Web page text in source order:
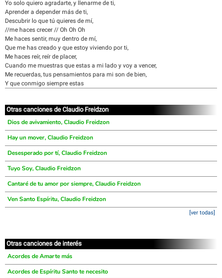
Yo solo quiero agradarte, y llenarme de ti,
Aprender a depender más de ti,
Descubrir lo que tú quieres de mí,
//me haces crecer // Oh Oh Oh
Me haces sentir, muy dentro de mí,
Que me has creado y que estoy viviendo por ti,
Me haces reír, reír de placer,
Cuando me muestras que estas a mi lado y voy a vencer,
Me recuerdas, tus pensamientos para mi son de bien,
Y que conmigo siempre estas
Otras canciones de Claudio Freidzon
Dios de avivamiento, Claudio Freidzon
Hay un mover, Claudio Freidzon
Desesperado por tí, Claudio Freidzon
Tuyo Soy, Claudio Freidzon
Cantaré de tu amor por siempre, Claudio Freidzon
Ven Santo Espíritu, Claudio Freidzon
[ver todas]
Otras canciones de interés
Acordes de Amarte más
Acordes de Espíritu Santo te necesito